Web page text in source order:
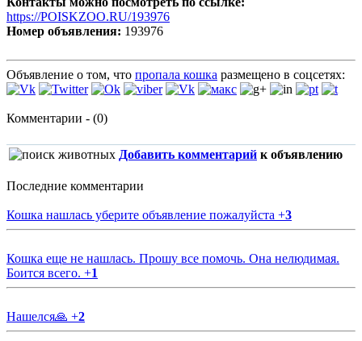
https://POISKZOO.RU/193976
Номер объявления: 193976
Объявление о том, что пропала кошка размещено в соцсетях:
Комментарии - (0)
Добавить комментарий к объявлению
Последние комментарии
Кошка нашлась уберите объявление пожалуйста +3
Кошка еще не нашлась. Прошу все помочь. Она нелюдимая.
Боится всего. +1
Нашелся🙏 +2